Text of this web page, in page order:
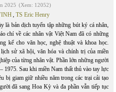
2025 (Xem: 12052)
, TS Eric Henry
là bản dịch tuyển tập những bút ký cá nhân,
chí về các nhân vật Việt Nam đã có những
kể cho văn học, nghệ thuật và khoa học.
sử xã hội, văn hóa và chính trị của miền
của từng nhân vật. Phần lớn những người
1975. Sau khi miền Nam thất thủ vào tay lực
bị giam giữ nhiều năm trong các trại cải tạo
đã sang Hoa Kỳ và đa phần vẫn tiếp tục